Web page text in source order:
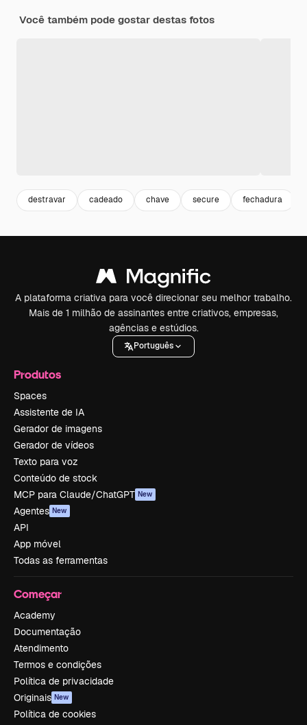
Você também pode gostar destas fotos
destravar cadeado chave secure fechadura
A plataforma criativa para você direcionar seu melhor trabalho.
Mais de 1 milhão de assinantes entre criativos, empresas,
agências e estúdios.
Português
Produtos
Spaces
Assistente de IA
Gerador de imagens
Gerador de vídeos
Texto para voz
Conteúdo de stock
MCP para Claude/ChatGPT New
Agentes New
API
App móvel
Todas as ferramentas
Começar
Academy
Documentação
Atendimento
Termos e condições
Política de privacidade
Originais New
Política de cookies